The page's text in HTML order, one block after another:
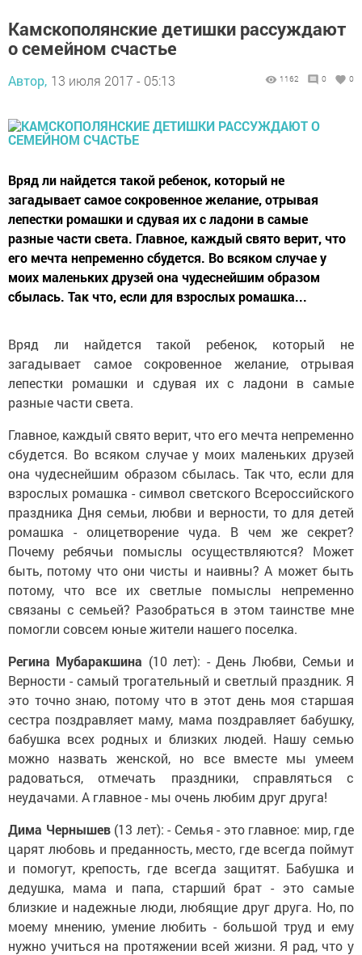
Камскополянские детишки рассуждают
о семейном счастье
Автор, 13 июля 2017 - 05:13 1162 0 0
Вряд ли найдется такой ребенок, который не
загадывает самое сокровенное желание, отрывая
лепестки ромашки и сдувая их с ладони в самые
разные части света. Главное, каждый свято верит, что
его мечта непременно сбудется. Во всяком случае у
моих маленьких друзей она чудеснейшим образом
сбылась. Так что, если для взрослых ромашка...
Вряд ли найдется такой ребенок, который не
загадывает самое сокровенное желание, отрывая
лепестки ромашки и сдувая их с ладони в самые
разные части света.
Главное, каждый свято верит, что его мечта непременно
сбудется. Во всяком случае у моих маленьких друзей
она чудеснейшим образом сбылась. Так что, если для
взрослых ромашка - символ светского Всероссийского
праздника Дня семьи, любви и верности, то для детей
ромашка - олицетворение чуда. В чем же секрет?
Почему ребячьи помыслы осуществляются? Может
быть, потому что они чисты и наивны? А может быть
потому, что все их светлые помыслы непременно
связаны с семьей? Разобраться в этом таинстве мне
помогли совсем юные жители нашего поселка.
Регина Мубаракшина (10 лет): - День Любви, Семьи и
Верности - самый трогательный и светлый праздник. Я
это точно знаю, потому что в этот день моя старшая
сестра поздравляет маму, мама поздравляет бабушку,
бабушка всех родных и близких людей. Нашу семью
можно назвать женской, но все вместе мы умеем
радоваться, отмечать праздники, справляться с
неудачами. А главное - мы очень любим друг друга!
Дима Чернышев(13 лет): - Семья - это главное: мир, где
царят любовь и преданность, место, где всегда поймут
и помогут, крепость, где всегда защитят. Бабушка и
дедушка, мама и папа, старший брат - это самые
близкие и надежные люди, любящие друг друга. Но, по
моему мнению, умение любить - большой труд и ему
нужно учиться на протяжении всей жизни. Я рад, что у